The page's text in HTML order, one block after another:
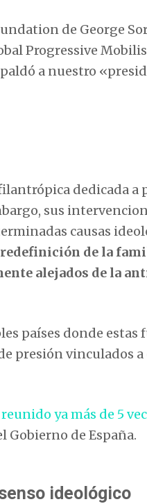
de George
Progressive
a nuestro
dedicada a
sus
causas
de la
alejados de la
países donde estas
presión vinculados a
reunido ya más de 5
Gobierno de España.
ideológico